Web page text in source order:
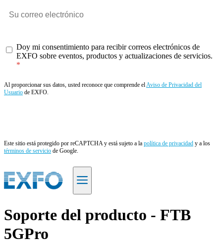
Doy mi consentimiento para recibir correos electrónicos de
EXFO sobre eventos, productos y actualizaciones de servicios.
Al proporcionar sus datos, usted reconoce que comprende elAviso de Privacidad del
Usuario de EXFO.
Este sitio está protegido por reCAPTCHA y está sujeto a la política de privacidad y a los
términos de servicio de Google.
ES
Productos
Soluciones
Soporte del producto - FTB
5GPro